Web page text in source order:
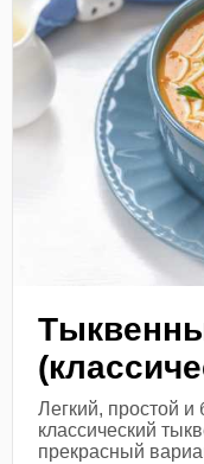
Легкий, простой
классический
прекрасный